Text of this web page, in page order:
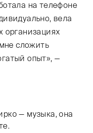
на телефоне
вела
организациях
сложить
опыт», —
— музыка, она